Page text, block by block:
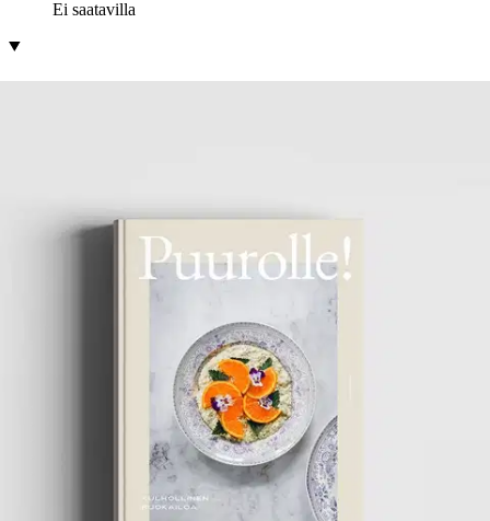
Ei saatavilla
lisätään ripaus läsnäoloa, lempeyttä sekä mieluisa ruokailuympäristö,
on elämys aidosti nautinnollinen. Puurolle! - Kulhollinen ruokailoa
antaa arkeen ja juhlaan pieniä valonpilkahduksia, jotka hetkittäin
valaisevat tavallista tiistaiaamua tai kokonaisen brunssipöydän
Näiden kansien väliin tallennetut yli 50
puuroreseptiä sekä lempeään ruokasuhteeseen kannustavat ajatukset
johdattavat kohti syömisen iloa. Teoksen makumaailma tarjoaa
jokaiselle tuore- ja uunipuuron tai perinteisesti hellalla haudutetun
sekä makean että suolaisen puuron ystävälle uusia suosikkeja. Myös
erilaisiin juhlasesonkeihin sopivat puurot - puolukkaglögi tuo
kulholliseen joulun, marenki ja mansikat julistavat keskikesää.
Lusikallinen voi tulvia mandariinipuuron kirpeän sitruksista makua,
suklaapuuron täyteläistä ja rouskuvaa rakennetta, uunifetapuuron
tomaatin ja basilikan taittamaa runsautta tai porkkanakakkupuuron
lämpimän neilikkaista ja kanelista tuoksua. Reseptinikkari Tiia